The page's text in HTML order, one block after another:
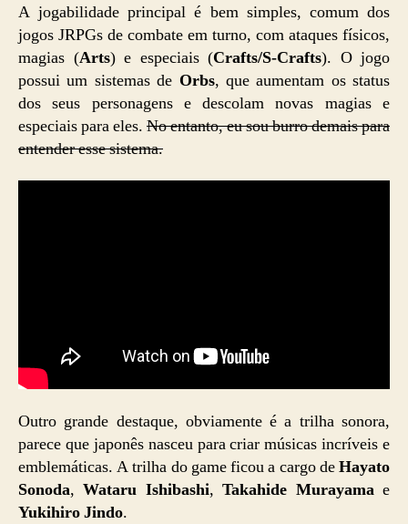
A jogabilidade principal é bem simples, comum dos
jogos JRPGs de combate em turno, com ataques físicos,
magias (Arts) e especiais (Crafts/S-Crafts). O jogo
possui um sistemas de Orbs, que aumentam os status
dos seus personagens e descolam novas magias e
especiais para eles. No entanto, eu sou burro demais para
entender esse sistema.
Outro grande destaque, obviamente é a trilha sonora,
parece que japonês nasceu para criar músicas incríveis e
emblemáticas. A trilha do game ficou a cargo deHayato
Sonoda,Wataru Ishibashi,Takahide Murayamae
Yukihiro Jindo.